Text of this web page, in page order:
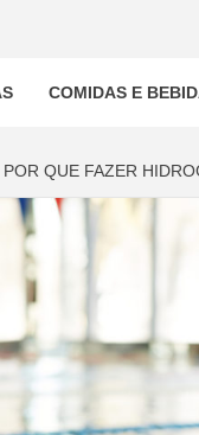
COMIDAS E
POR QUE FAZER